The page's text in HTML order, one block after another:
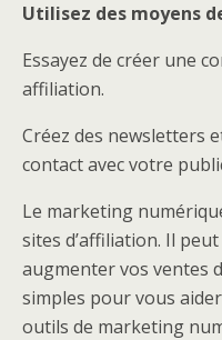
Utilisez des moyens
Essayez de créer une
affiliation.
Créez des newsletters
contact avec votre
Le marketing
sites d’affiliation. Il
augmenter vos ventes
simples pour vous
outils de marketing